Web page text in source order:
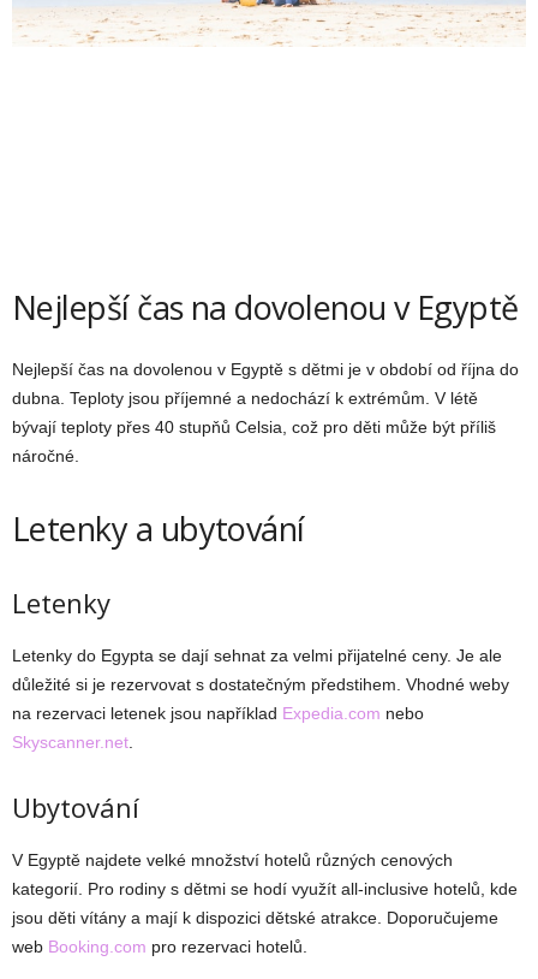
Nejlepší čas na dovolenou v Egyptě
Nejlepší čas na dovolenou v Egyptě s dětmi je v období od října do
dubna. Teploty jsou příjemné a nedochází k extrémům. V létě
bývají teploty přes 40 stupňů Celsia, což pro děti může být příliš
náročné.
Letenky a ubytování
Letenky
Letenky do Egypta se dají sehnat za velmi přijatelné ceny. Je ale
důležité si je rezervovat s dostatečným předstihem. Vhodné weby
na rezervaci letenek jsou například Expedia.com nebo
Skyscanner.net.
Ubytování
V Egyptě najdete velké množství hotelů různých cenových
kategorií. Pro rodiny s dětmi se hodí využít all-inclusive hotelů, kde
jsou děti vítány a mají k dispozici dětské atrakce. Doporučujeme
web Booking.com pro rezervaci hotelů.